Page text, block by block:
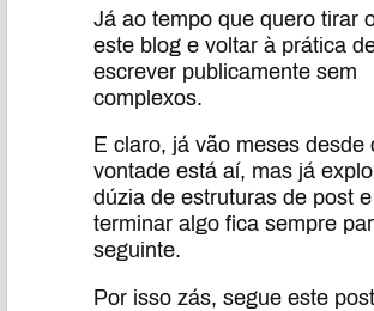
Já ao tempo que quero tirar
este blog e voltar à prática
escrever publicamente sem
complexos.
E claro, já vão meses desde
vontade está aí, mas já
dúzia de estruturas de post e
terminar algo fica sempre
seguinte.
Por isso zás, segue este